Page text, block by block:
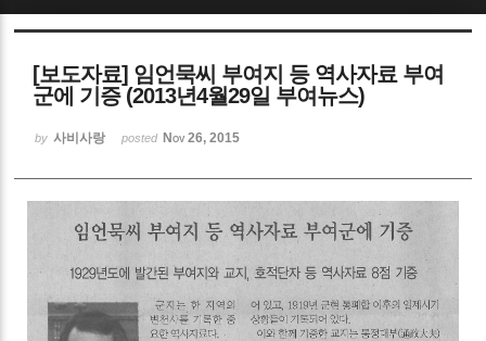
[보도자료] 임언묵씨 부여지 등 역사자료 부여
군에 기증 (2013년4월29일 부여뉴스)
by 사비사랑 posted Nov 26, 2015
Sketchbook5, 스케치북5
Sketchbook5, 스케치북5